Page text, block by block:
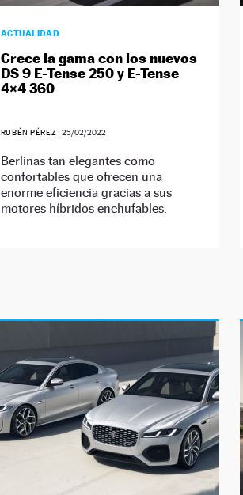
ACTUALIDAD
Crece la gama con los nuevos
DS 9 E-Tense 250 y E-Tense
4×4 360
RUBÉN PÉREZ |25/02/2022
Berlinas tan elegantes como
confortables que ofrecen una
enorme eficiencia gracias a sus
motores híbridos enchufables.